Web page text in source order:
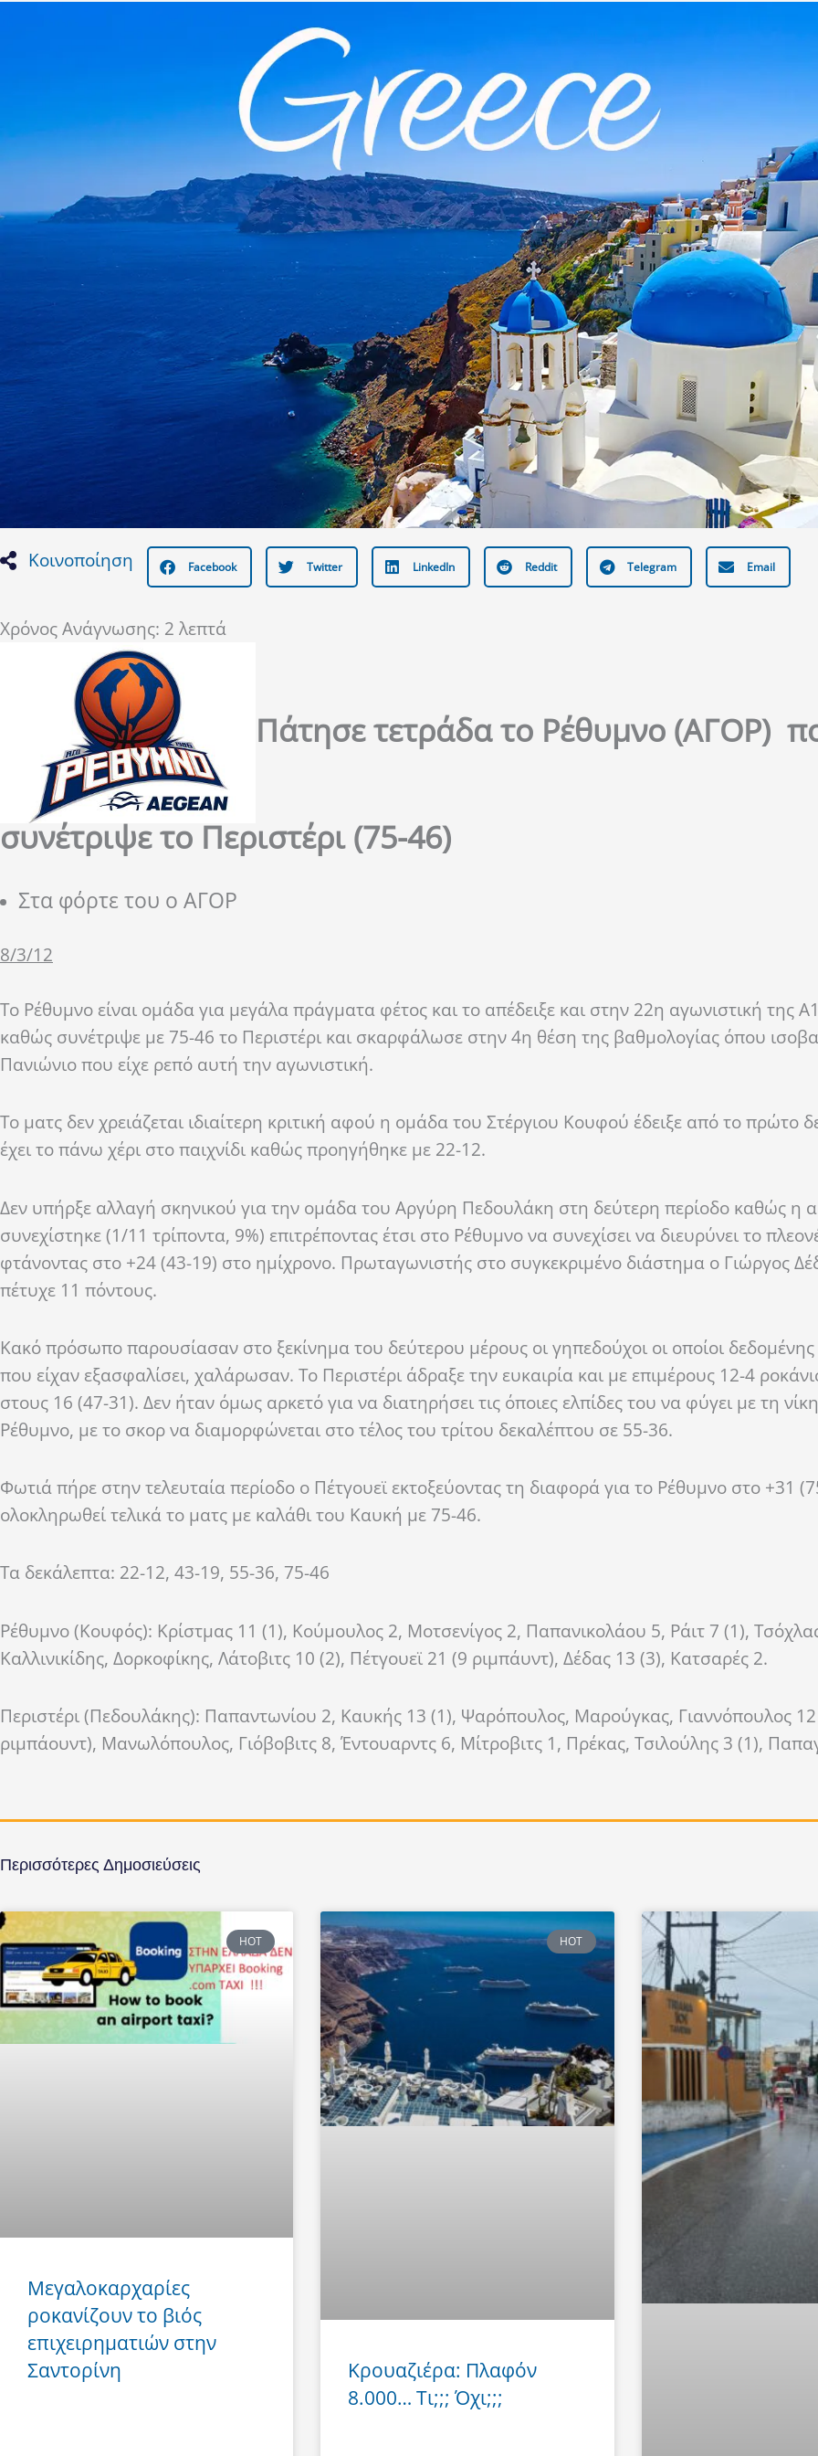
Κοινοποίηση Facebook Twitter LinkedIn Reddit Telegram Email
Χρόνος Ανάγνωσης: 2 λεπτά
Πάτησε τετράδα το Ρέθυμνο (ΑΓΟΡ)
συνέτριψε το Περιστέρι (75-46)
Στα φόρτε του ο ΑΓΟΡ
8/3/12
Το Ρέθυμνο είναι ομάδα για μεγάλα πράγματα φέτος και το απέδειξε και στην 22η αγωνιστική της
καθώς συνέτριψε με 75-46 το Περιστέρι και σκαρφάλωσε στην 4η θέση της βαθμολογίας όπου
Πανιώνιο που είχε ρεπό αυτή την αγωνιστική.
Το ματς δεν χρειάζεται ιδιαίτερη κριτική αφού η ομάδα του Στέργιου Κουφού έδειξε από το πρώτο
έχει το πάνω χέρι στο παιχνίδι καθώς προηγήθηκε με 22-12.
Δεν υπήρξε αλλαγή σκηνικού για την ομάδα του Αργύρη Πεδουλάκη στη δεύτερη περίοδο καθώς η
συνεχίστηκε (1/11 τρίποντα, 9%) επιτρέποντας έτσι στο Ρέθυμνο να συνεχίσει να διευρύνει το
φτάνοντας στο +24 (43-19) στο ημίχρονο. Πρωταγωνιστής στο συγκεκριμένο διάστημα ο Γιώργος
πέτυχε 11 πόντους.
Κακό πρόσωπο παρουσίασαν στο ξεκίνημα του δεύτερου μέρους οι γηπεδούχοι οι οποίοι
που είχαν εξασφαλίσει, χαλάρωσαν. Το Περιστέρι άδραξε την ευκαιρία και με επιμέρους 12-4
στους 16 (47-31). Δεν ήταν όμως αρκετό για να διατηρήσει τις όποιες ελπίδες του να φύγει με τη
Ρέθυμνο, με το σκορ να διαμορφώνεται στο τέλος του τρίτου δεκαλέπτου σε 55-36.
Φωτιά πήρε στην τελευταία περίοδο ο Πέτγουεϊ εκτοξεύοντας τη διαφορά για το Ρέθυμνο στο +31
ολοκληρωθεί τελικά το ματς με καλάθι του Καυκή με 75-46.
Τα δεκάλεπτα: 22-12, 43-19, 55-36, 75-46
Ρέθυμνο (Κουφός): Κρίστμας 11 (1), Κούμουλος 2, Μοτσενίγος 2, Παπανικολάου 5, Ράιτ 7 (1),
Καλλινικίδης, Δορκοφίκης, Λάτοβιτς 10 (2), Πέτγουεϊ 21 (9 ριμπάυντ), Δέδας 13 (3), Κατσαρές 2.
Περιστέρι (Πεδουλάκης): Παπαντωνίου 2, Καυκής 13 (1), Ψαρόπουλος, Μαρούγκας, Γιαννόπουλος
ριμπάουντ), Μανωλόπουλος, Γιόβοβιτς 8, Έντουαρντς 6, Μίτροβιτς 1, Πρέκας, Τσιλούλης 3 (1),
Περισσότερες Δημοσιεύσεις
HOT
Μεγαλοκαρχαρίες
ροκανίζουν το βιός
επιχειρηματιών στην
Σαντορίνη
HOT
Κρουαζιέρα: Πλαφόν
8.000… Τι;;; Όχι;;;